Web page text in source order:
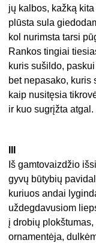
jų kalbos, kažką
plūsta sula
kol nurimsta tarsi
Rankos tingiai
kuris sušildo,
bet nepasako, kuris
kaip nusitęsia
ir kuo sugrįžta atgal.
Iš gamtovaizdžio
gyvų būtybių
kuriuos andai
uždegdavusiom
į drobių
ornamentėja,